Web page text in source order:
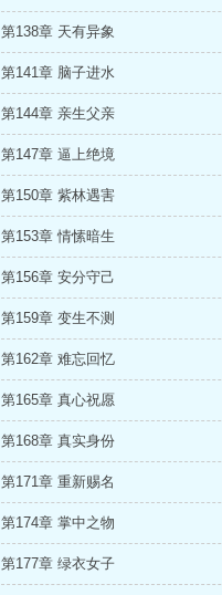
第138章 天有异象
第141章 脑子进水
第144章 亲生父亲
第147章 逼上绝境
第150章 紫林遇害
第153章 情愫暗生
第156章 安分守己
第159章 变生不测
第162章 难忘回忆
第165章 真心祝愿
第168章 真实身份
第171章 重新赐名
第174章 掌中之物
第177章 绿衣女子